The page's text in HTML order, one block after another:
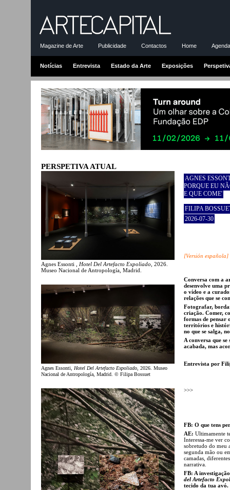
Magazine de Arte Publicidade Contactos Home
Notícias Entrevista Estado da Arte Exposições
PERSPETIVA ATUAL
Agnes Essonti , Hotel Del Artefacto Expoliado , 2026.
Museo Nacional de Antropología, Madrid.
Agnes Essonti, Hotel Del Artefacto Expoliado , 2026. Museo
Nacional de Antropología, Madrid. © Filipa Bossuet
AGNES
PORQUE EU
E QUE COME'
FILIPA
2026-07-30
[Versión española]
Conversa com a
desenvolve uma
o vídeo e a
relações que se
Fotografar,
criação. Comer,
formas de pensar
territórios e
no que se salga,
A conversa que
acabada, mas
Entrevista por
>>>
FB: O que tens
AE: Ultimamente
Interessa-me ver
sobretudo do meu
segunda mão ou
camadas,
narrativa.
FB: A
del Artefacto
tecido da tua avó.